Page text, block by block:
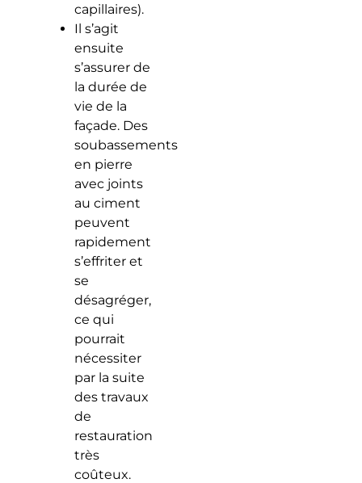
capillaires).
Il s’agit
ensuite
s’assurer de
la durée de
vie de la
façade. Des
soubassements
en pierre
avec joints
au ciment
peuvent
rapidement
s’effriter et
se
désagréger,
ce qui
pourrait
nécessiter
par la suite
des travaux
de
restauration
très
coûteux.